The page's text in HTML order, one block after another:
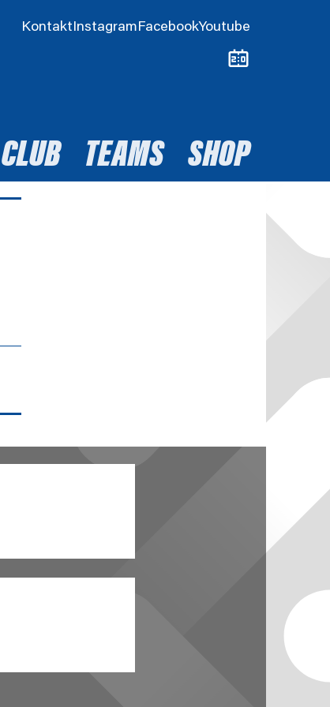
Kontakt Instagram FacebookYoutube
CLUB TEAMS SHOP